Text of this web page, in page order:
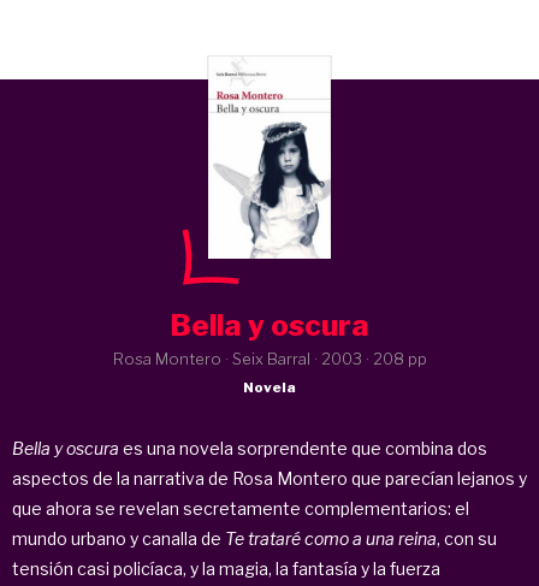
Bella y oscura
Rosa Montero · Seix Barral · 2003 · 208 pp
Novela
Bella y oscura es una novela sorprendente que combina dos
aspectos de la narrativa de Rosa Montero que parecían lejanos y
que ahora se revelan secretamente complementarios: el
mundo urbano y canalla de Te trataré como a una reina, con su
tensión casi policíaca, y la magia, la fantasía y la fuerza